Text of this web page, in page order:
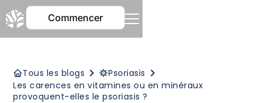
Commencer
Tous les blogs
Psoriasis
Les carences en vitamines ou en minéraux
provoquent-elles le psoriasis ?